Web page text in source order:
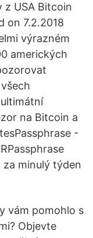
USA Bitcoin
on 7.2.2018
výrazném
amerických
ultimátní
na Bitcoin a
-
minulý týden
vám pomohlo s
Objevte